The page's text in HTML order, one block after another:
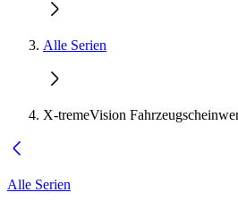
Alle Serien
X-tremeVision
Alle Serien